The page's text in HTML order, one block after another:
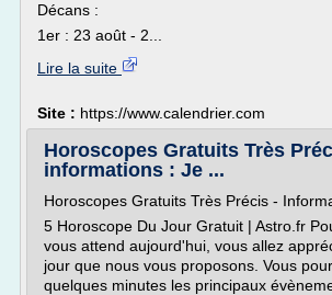
Décans :
1er : 23 août - 2...
Lire la suite
Site : https://www.calendrier.com
Horoscopes Gratuits Très
informations : Je ...
Horoscopes Gratuits Très Précis -
5 Horoscope Du Jour Gratuit | Astro.fr
vous attend aujourd'hui, vous allez
jour que nous vous proposons. Vous
quelques minutes les principaux